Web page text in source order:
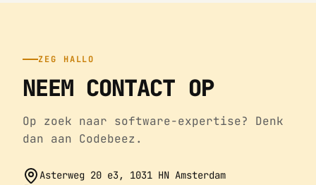
ZEG HALLO
NEEM CONTACT OP
Op zoek naar software-expertise? Denk
dan aan Codebeez.
Asterweg 20 e3, 1031 HN Amsterdam